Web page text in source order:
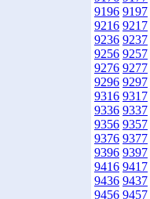
9196 9197
9216 9217
9236 9237
9256 9257
9276 9277
9296 9297
9316 9317
9336 9337
9356 9357
9376 9377
9396 9397
9416 9417
9436 9437
9456 9457